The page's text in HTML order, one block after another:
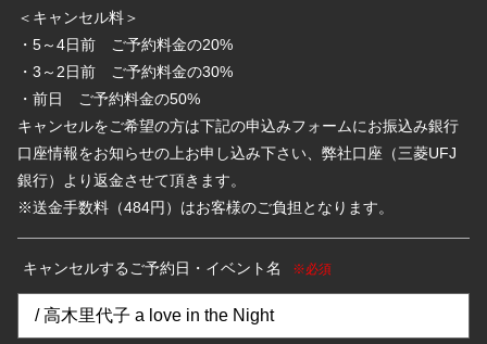
＜キャンセル料＞
・5～4日前 ご予約料金の20%
・3～2日前 ご予約料金の30%
・前日 ご予約料金の50%
キャンセルをご希望の方は下記の申込みフォームにお振込み銀行
口座情報をお知らせの上お申し込み下さい、弊社口座（三菱UFJ
銀行）より返金させて頂きます。
※送金手数料（484円）はお客様のご負担となります。
キャンセルするご予約日・イベント名 ※必須